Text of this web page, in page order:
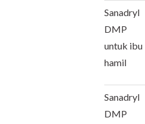
Sanadryl
DMP
untuk ibu
hamil
Sanadryl
DMP